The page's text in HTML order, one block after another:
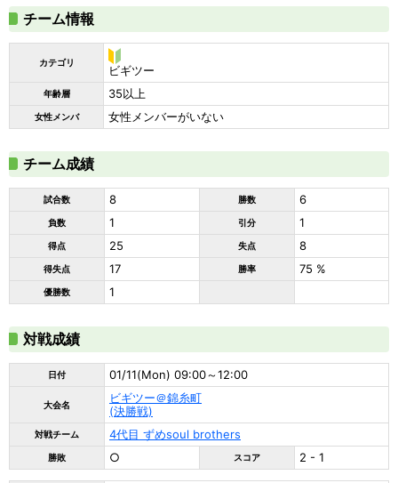
チーム情報
カテゴリ
ビ
ギ
ツ
ー
ビギツー
年齢層 35以上
女性メンバ 女性メンバーがいない
チーム成績
試合数 8 勝数 6
負数 1 引分 1
得点 25 失点 8
得失点 17 勝率 75 %
優勝数 1
対戦成績
日付 01/11(Mon) 09:00～12:00
大会名
ビギツー＠錦糸町
(決勝戦)
対戦チーム 4代目 ずめsoul brothers
勝敗 ○ スコア 2 - 1